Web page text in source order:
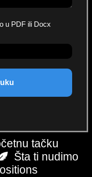
u PDF ili Docx
tačku
Šta ti nudimo